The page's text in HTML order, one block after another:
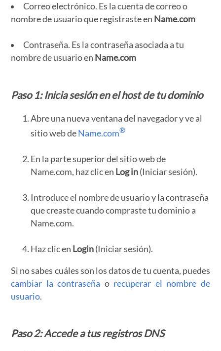
Correo electrónico. Es la cuenta de correo o
nombre de usuario que registraste en Name.com
Contraseña. Es la contraseña asociada a tu
nombre de usuario en Name.com
Paso 1: Inicia sesión en elhostde tudominio
Abre una nueva ventana del navegador y ve al
sitio web deName.com®
En la parte superior del sitio web de
Name.com, haz clic en Log in(Iniciar sesión).
Introduce el nombre de usuario y la contraseña
que creaste cuando compraste tu dominio a
Name.com.
Haz clic en Login(Iniciar sesión).
Si no sabes cuáles son los datos de tu cuenta, puedes
cambiar la contraseña o recuperar el nombre de
usuario.
Paso 2: Accede a tusregistros DNS